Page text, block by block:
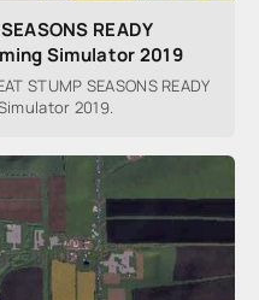
READY
Simulator 2019
STUMP SEASONS READY
2019.